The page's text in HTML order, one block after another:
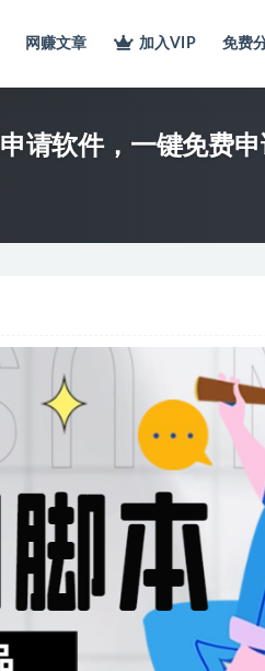
网赚文章 加入VIP 免费
请软件，一键免费